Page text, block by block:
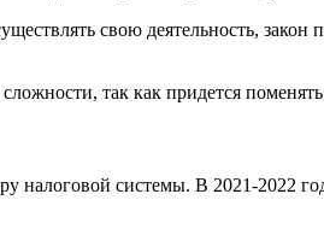
свою деятельность,
так как придется
системы. В 2021-2022